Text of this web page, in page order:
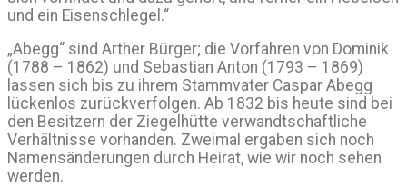
und ein Eisenschlegel.“
„Abegg“ sind Arther Bürger; die Vorfahren von Dominik
(1788 – 1862) und Sebastian Anton (1793 – 1869)
lassen sich bis zu ihrem Stammvater Caspar Abegg
lückenlos zurückverfolgen. Ab 1832 bis heute sind bei
den Besitzern der Ziegelhütte verwandtschaftliche
Verhältnisse vorhanden. Zweimal ergaben sich noch
Namensänderungen durch Heirat, wie wir noch sehen
werden.